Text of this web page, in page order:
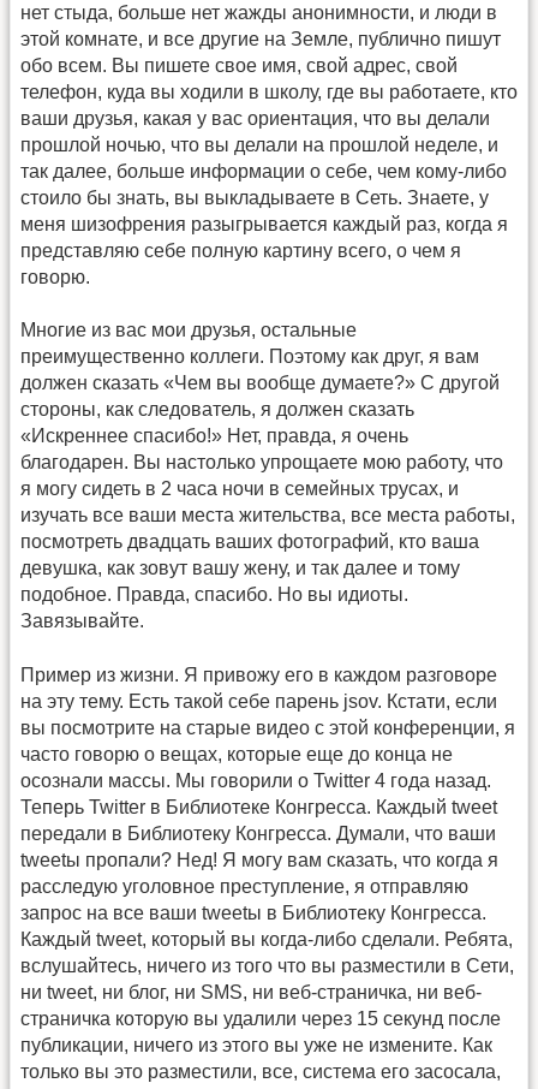
нет стыда, больше нет жажды анонимности, и люди в
этой комнате, и все другие на Земле, публично пишут
обо всем. Вы пишете свое имя, свой адрес, свой
телефон, куда вы ходили в школу, где вы работаете, кто
ваши друзья, какая у вас ориентация, что вы делали
прошлой ночью, что вы делали на прошлой неделе, и
так далее, больше информации о себе, чем кому-либо
стоило бы знать, вы выкладываете в Сеть. Знаете, у
меня шизофрения разыгрывается каждый раз, когда я
представляю себе полную картину всего, о чем я
говорю.
Многие из вас мои друзья, остальные
преимущественно коллеги. Поэтому как друг, я вам
должен сказать «Чем вы вообще думаете?» С другой
стороны, как следователь, я должен сказать
«Искреннее спасибо!» Нет, правда, я очень
благодарен. Вы настолько упрощаете мою работу, что
я могу сидеть в 2 часа ночи в семейных трусах, и
изучать все ваши места жительства, все места работы,
посмотреть двадцать ваших фотографий, кто ваша
девушка, как зовут вашу жену, и так далее и тому
подобное. Правда, спасибо. Но вы идиоты.
Завязывайте.
Пример из жизни. Я привожу его в каждом разговоре
на эту тему. Есть такой себе парень jsov. Кстати, если
вы посмотрите на старые видео с этой конференции, я
часто говорю о вещах, которые еще до конца не
осознали массы. Мы говорили о Twitter 4 года назад.
Теперь Twitter в Библиотеке Конгресса. Каждый tweet
передали в Библиотеку Конгресса. Думали, что ваши
tweetы пропали? Нед! Я могу вам сказать, что когда я
расследую уголовное преступление, я отправляю
запрос на все ваши tweetы в Библиотеку Конгресса.
Каждый tweet, который вы когда-либо сделали. Ребята,
вслушайтесь, ничего из того что вы разместили в Сети,
ни tweet, ни блог, ни SMS, ни веб-страничка, ни веб-
страничка которую вы удалили через 15 секунд после
публикации, ничего из этого вы уже не измените. Как
только вы это разместили, все, система его засосала,